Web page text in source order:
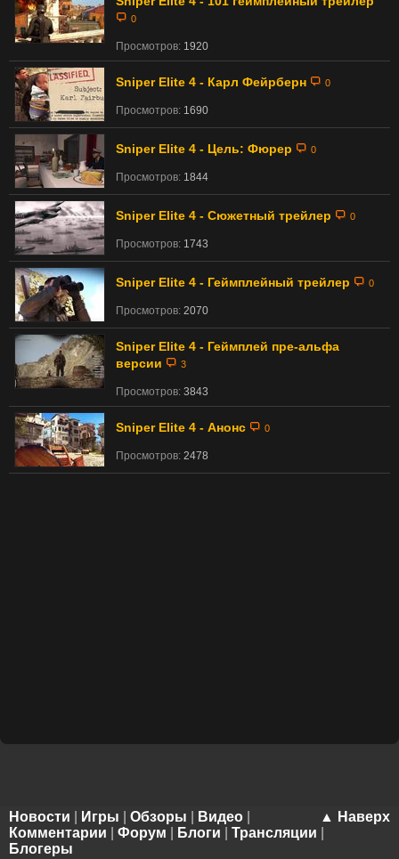
0
Просмотров: 1920
Sniper Elite 4 - Карл Фейрберн 0
Просмотров: 1690
Sniper Elite 4 - Цель: Фюрер 0
Просмотров: 1844
Sniper Elite 4 - Сюжетный трейлер 0
Просмотров: 1743
Sniper Elite 4 - Геймплейный трейлер 0
Просмотров: 2070
Sniper Elite 4 - Геймплей пре-альфа
версии
3
Просмотров: 3843
Sniper Elite 4 - Анонс 0
Просмотров: 2478
▲ Наверх
Новости Игры Обзоры Видео
Комментарии
Форум Блоги Трансляции
Блогеры